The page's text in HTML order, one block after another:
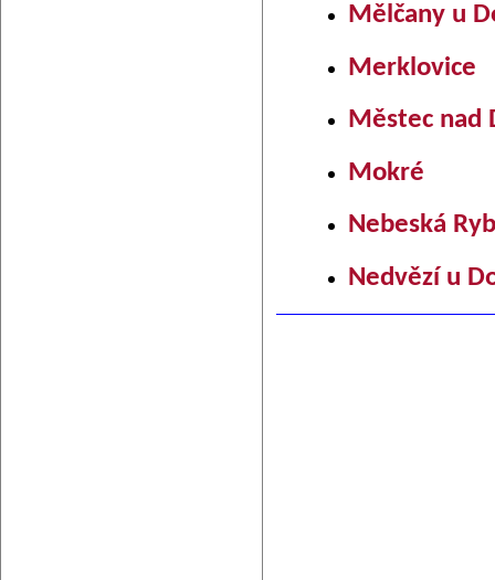
Mělčany u
Merklovice
Městec nad
Mokré
Nebeská
Nedvězí u